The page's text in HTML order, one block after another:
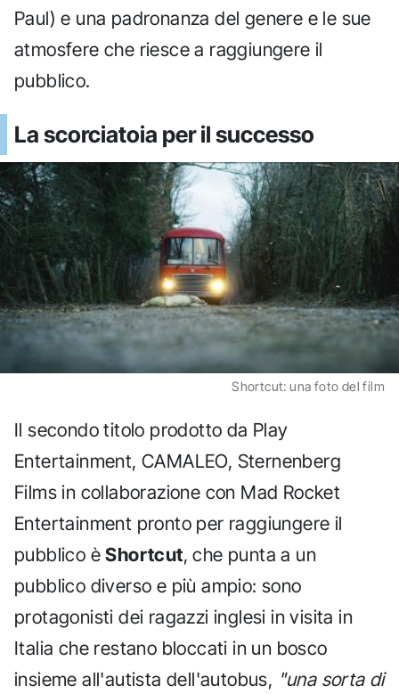
Paul) e una padronanza del genere e le sue
atmosfere che riesce a raggiungere il
pubblico.
La scorciatoia per il successo
Shortcut: una foto del film
Il secondo titolo prodotto da Play
Entertainment, CAMALEO, Sternenberg
Films in collaborazione con Mad Rocket
Entertainment pronto per raggiungere il
pubblico èShortcut, che punta a un
pubblico diverso e più ampio: sono
protagonisti dei ragazzi inglesi in visita in
Italia che restano bloccati in un bosco
insieme all'autista dell'autobus, "una sorta di